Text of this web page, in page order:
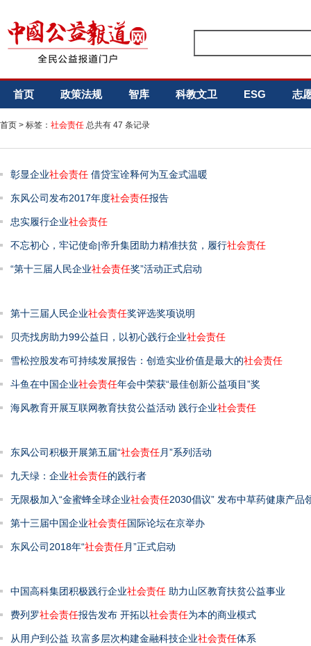
首页 政策法规 智库 科教文卫 ESG 志
首页 > 标签： 社会责任 总共有 47 条记录
彰显企业社会责任 借贷宝诠释何为互金式温暖
东风公司发布2017年度社会责任报告
忠实履行企业社会责任
不忘初心，牢记使命|帝升集团助力精准扶贫，履行社会责任
“第十三届人民企业社会责任奖”活动正式启动
第十三届人民企业社会责任奖评选奖项说明
贝壳找房助力99公益日，以初心践行企业社会责任
雪松控股发布可持续发展报告：创造实业价值是最大的社会责任
斗鱼在中国企业社会责任年会中荣获“最佳创新公益项目”奖
海风教育开展互联网教育扶贫公益活动 践行企业社会责任
东风公司积极开展第五届“社会责任月”系列活动
九天绿：企业社会责任的践行者
无限极加入“金蜜蜂全球企业社会责任2030倡议” 发布中草药健康产品
第十三届中国企业社会责任国际论坛在京举办
东风公司2018年“社会责任月”正式启动
中国高科集团积极践行企业社会责任 助力山区教育扶贫公益事业
费列罗社会责任报告发布 开拓以社会责任为本的商业模式
从用户到公益 玖富多层次构建金融科技企业社会责任体系